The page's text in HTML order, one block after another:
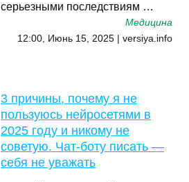
серьезными последствиям …
Медицина
12:00, Июнь 15, 2025 | versiya.info
3 причины, почему я не
пользуюсь нейросетями в
2025 году и никому не
советую. Чат-боту писать —
себя не уважать